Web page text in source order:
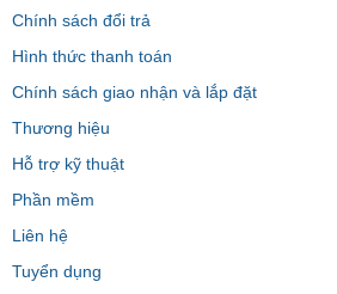
Chính sách đổi trả
Hình thức thanh toán
Chính sách giao nhận và lắp đặt
Thương hiệu
Hỗ trợ kỹ thuật
Phần mềm
Liên hệ
Tuyển dụng